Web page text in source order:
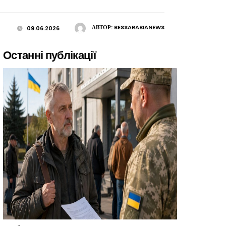
АВТОР: BESSARABIANEWS
09.06.2026
Останні публікації